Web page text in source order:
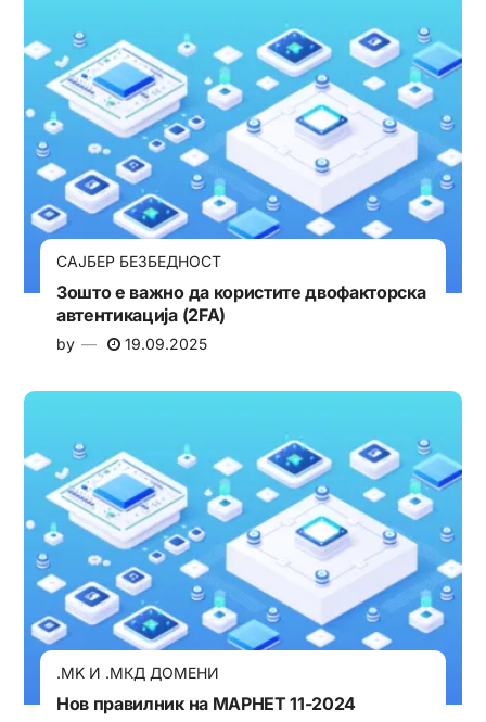
САЈБЕР БЕЗБЕДНОСТ
Зошто е важно да користите двофакторска
автентикација (2FA)
by 19.09.2025
.MK И .МКД ДОМЕНИ
Нов правилник на МАРНЕТ 11-2024